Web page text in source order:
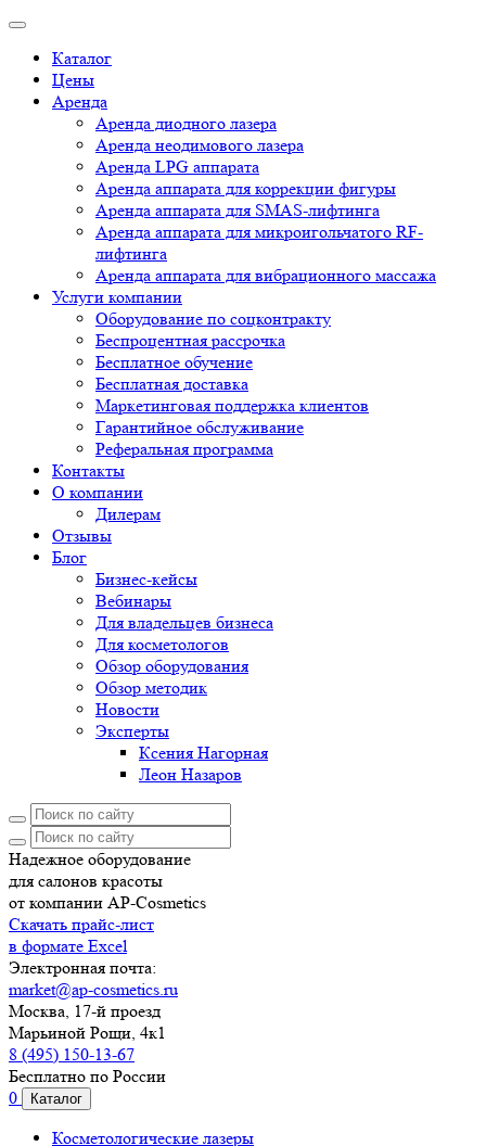
Каталог
Цены
Аренда
Аренда диодного лазера
Аренда неодимового лазера
Аренда LPG аппарата
Аренда аппарата для коррекции фигуры
Аренда аппарата для SMAS-лифтинга
Аренда аппарата для микроигольчатого RF-
лифтинга
Аренда аппарата для вибрационного массажа
Услуги компании
Оборудование по соцконтракту
Беспроцентная рассрочка
Бесплатное обучение
Бесплатная доставка
Маркетинговая поддержка клиентов
Гарантийное обслуживание
Реферальная программа
Контакты
О компании
Дилерам
Отзывы
Блог
Бизнес-кейсы
Вебинары
Для владельцев бизнеса
Для косметологов
Обзор оборудования
Обзор методик
Новости
Эксперты
Ксения Нагорная
Леон Назаров
Надежное оборудование
для салонов красоты
от компании AP-Cosmetics
Скачать прайс-лист
в формате Excel
Электронная почта:
market@ap-cosmetics.ru
Москва, 17-й проезд
Марьиной Рощи, 4к1
8 (495) 150-13-67
Бесплатно по России
0
Каталог
Косметологические лазеры